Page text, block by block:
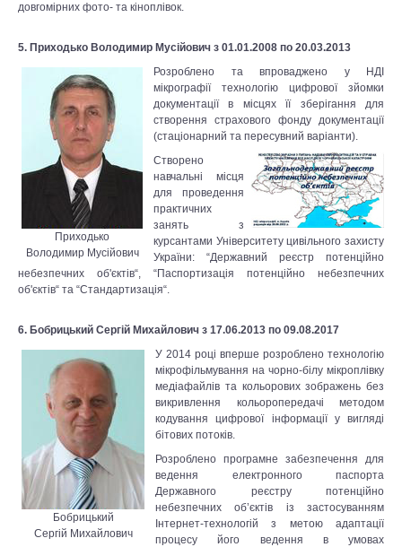
довгомірних фото- та кіноплівок.
5. Приходько Володимир Мусійович з 01.01.2008 по 20.03.2013
Приходько
Володимир Мусійович
Розроблено та впроваджено у НДІ
мікрографії технологію цифрової зйомки
документації в місцях її зберігання для
створення страхового фонду документації
(стаціонарний та пересувний варіанти).
Створено
навчальні місця
для проведення
практичних
занять з
курсантами Університету цивільного захисту
України: “Державний реєстр потенційно
небезпечних об'єктів“, “Паспортизація потенційно небезпечних
об'єктів“ та “Стандартизація“.
6. Бобрицький Сергій Михайлович з 17.06.2013 по 09.08.2017
Бобрицький
Сергій Михайлович
У 2014 році вперше розроблено технологію
мікрофільмування на чорно-білу мікроплівку
медіафайлів та кольорових зображень без
викривлення кольоропередачі методом
кодування цифрової інформації у вигляді
бітових потоків.
Розроблено програмне забезпечення для
ведення електронного паспорта
Державного реєстру потенційно
небезпечних об’єктів із застосуванням
Інтернет-технологій з метою адаптації
процесу його ведення в умовах